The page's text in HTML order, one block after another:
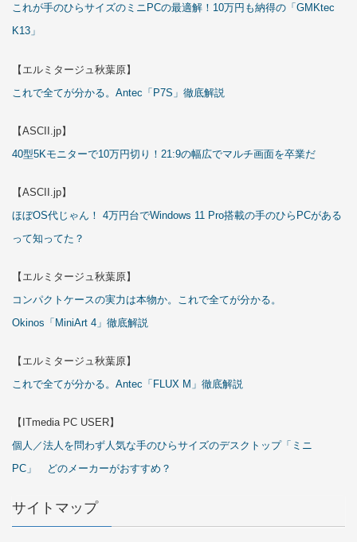
これが手のひらサイズのミニPCの最適解！10万円も納得の「GMKtec
K13」
【エルミタージュ秋葉原】
これで全てが分かる。Antec「P7S」徹底解説
【ASCII.jp】
40型5Kモニターで10万円切り！21:9の幅広でマルチ画面を卒業だ
【ASCII.jp】
ほぼOS代じゃん！ 4万円台でWindows 11 Pro搭載の手のひらPCがある
って知ってた？
【エルミタージュ秋葉原】
コンパクトケースの実力は本物か。これで全てが分かる。
Okinos「MiniArt 4」徹底解説
【エルミタージュ秋葉原】
これで全てが分かる。Antec「FLUX M」徹底解説
【ITmedia PC USER】
個人／法人を問わず人気な手のひらサイズのデスクトップ「ミニ
PC」 どのメーカーがおすすめ？
サイトマップ